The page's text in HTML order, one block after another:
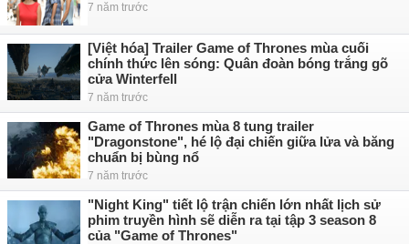
7 năm trước
[Việt hóa] Trailer Game of Thrones mùa cuối
chính thức lên sóng: Quân đoàn bóng trắng gõ
cửa Winterfell
7 năm trước
Game of Thrones mùa 8 tung trailer
"Dragonstone", hé lộ đại chiến giữa lửa và băng
chuẩn bị bùng nổ
7 năm trước
"Night King" tiết lộ trận chiến lớn nhất lịch sử
phim truyền hình sẽ diễn ra tại tập 3 season 8
của "Game of Thrones"